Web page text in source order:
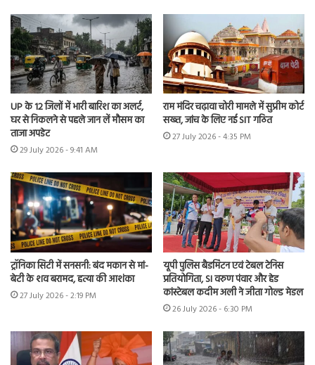
UP के 12 जिलों में भारी बारिश का अलर्ट,
घर से निकलने से पहले जान लें मौसम का
ताजा अपडेट
29 July 2026 - 9:41 AM
राम मंदिर चढ़ावा चोरी मामले में सुप्रीम कोर्ट
सख्त, जांच के लिए नई SIT गठित
27 July 2026 - 4:35 PM
ट्रॉनिका सिटी में सनसनी: बंद मकान से मां-
बेटी के शव बरामद, हत्या की आशंका
27 July 2026 - 2:19 PM
यूपी पुलिस बैडमिंटन एवं टेबल टेनिस
प्रतियोगिता, SI वरुण पंवार और हेड
कांस्टेबल कदीम अली ने जीता गोल्ड मेडल
26 July 2026 - 6:30 PM